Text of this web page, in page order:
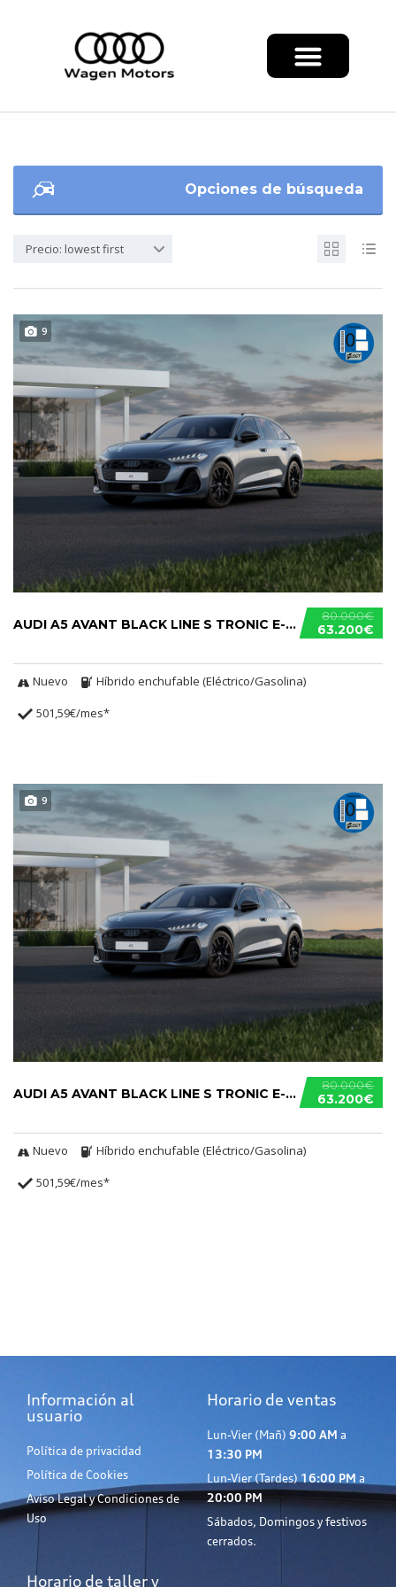
Opciones de búsqueda
Precio: lowest first
9
80.000€
63.200€
AUDI A5 AVANT BLACK LINE S TRONIC E-HYBRID
Nuevo
Híbrido enchufable (Eléctrico/Gasolina)
501,59€/mes*
9
80.000€
63.200€
AUDI A5 AVANT BLACK LINE S TRONIC E-HYBRID
Nuevo
Híbrido enchufable (Eléctrico/Gasolina)
501,59€/mes*
Información al
usuario
Política de privacidad
Política de Cookies
Aviso Legal y Condiciones de
Uso
Horario de ventas
Lun-Vier (Mañ) 9:00 AM a
13:30 PM
Lun-Vier (Tardes) 16:00 PM a
20:00 PM
Sábados, Domingos y festivos
cerrados.
Horario de taller y